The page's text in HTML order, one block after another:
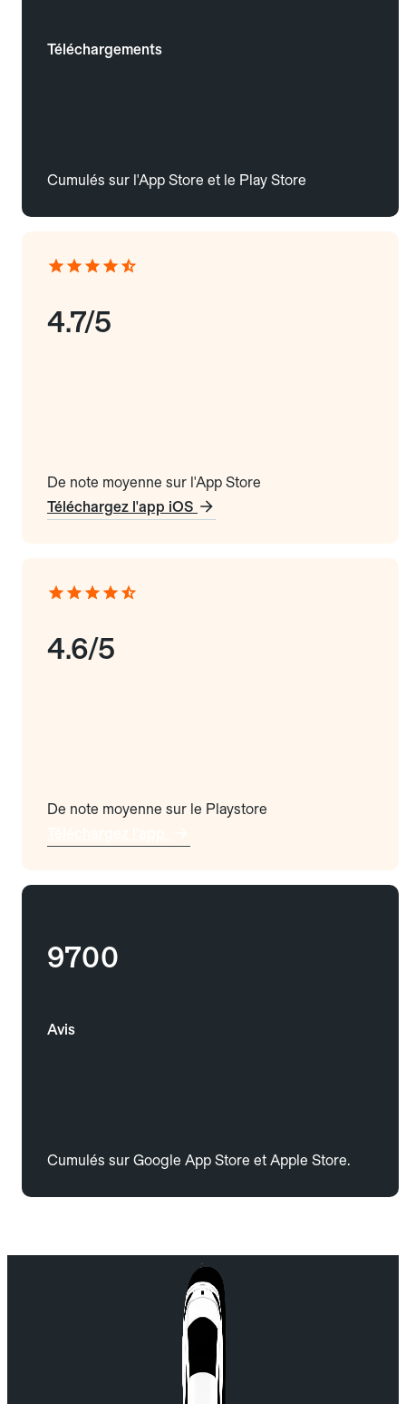
Téléchargements
Cumulés sur l'App Store et le Play Store
4.7/5
De note moyenne sur l'App Store
Téléchargez l'app iOS
4.6/5
De note moyenne sur le Playstore
9700
Avis
Cumulés sur Google App Store et Apple Store.